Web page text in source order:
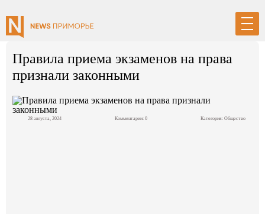
Вход
Правила приема экзаменов на права
признали законными
28 августа, 2024 Комментарии: 0 Категория: Общество